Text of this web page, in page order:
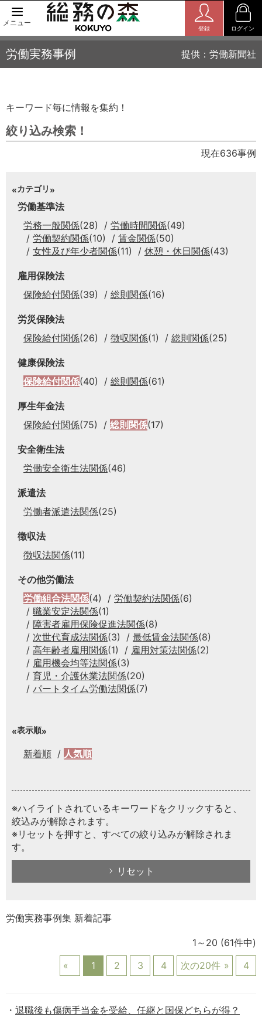
メニュー
登録 ログイン
労働実務事例 提供：労働新聞社
キーワード毎に情報を集約！
絞り込み検索！
現在636事例
カテゴリ
労働基準法
労務一般関係(28) 労働時間関係(49)
労働契約関係(10) 賃金関係(50)
女性及び年少者関係(11) 休憩・休日関係(43)
雇用保険法
保険給付関係(39) 総則関係(16)
労災保険法
保険給付関係(26) 徴収関係(1) 総則関係(25)
健康保険法
保険給付関係(40) 総則関係(61)
厚生年金法
保険給付関係(75) 総則関係(17)
安全衛生法
労働安全衛生法関係(46)
派遣法
労働者派遣法関係(25)
徴収法
徴収法関係(11)
その他労働法
労働組合法関係(4) 労働契約法関係(6)
職業安定法関係(1)
障害者雇用保険促進法関係(8)
次世代育成法関係(3) 最低賃金法関係(8)
高年齢者雇用関係(1) 雇用対策法関係(2)
雇用機会均等法関係(3)
育児・介護休業法関係(20)
パートタイム労働法関係(7)
表示順
新着順 人気順
※ハイライトされているキーワードをクリックすると、
絞込みが解除されます。
※リセットを押すと、すべての絞り込みが解除されま
す。
リセット
労働実務事例集 新着記事
1～20 (61件中)
1
2 3 4 次の20件 4
退職後も傷病手当金を受給、任継と国保どちらが得？